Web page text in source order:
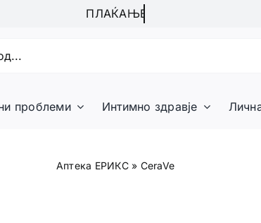
проблеми Интимно здравје
Аптека ЕРИКС» CeraVe